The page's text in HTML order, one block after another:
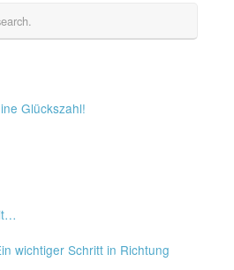
Glückszahl!
wichtiger Schritt in Richtung